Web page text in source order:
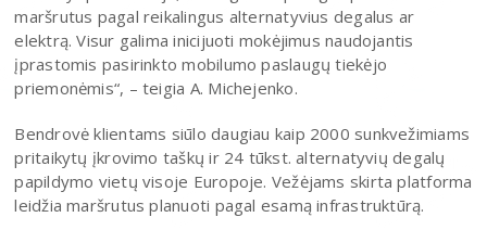
maršrutus pagal reikalingus alternatyvius degalus ar
elektrą. Visur galima inicijuoti mokėjimus naudojantis
įprastomis pasirinkto mobilumo paslaugų tiekėjo
priemonėmis“, – teigia A. Michejenko.
Bendrovė klientams siūlo daugiau kaip 2000 sunkvežimiams
pritaikytų įkrovimo taškų ir 24 tūkst. alternatyvių degalų
papildymo vietų visoje Europoje. Vežėjams skirta platforma
leidžia maršrutus planuoti pagal esamą infrastruktūrą.